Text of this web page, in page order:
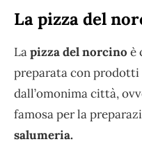
La pizza del
Lapizza del norcino è
preparata con
dall’omonima città,
famosa per la
salumeria.